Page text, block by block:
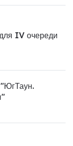
IV очереди